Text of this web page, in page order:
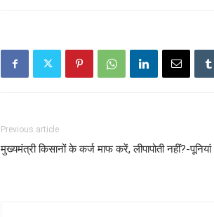
Previous article
मुख्यमंत्री किसानों के कर्ज माफ करें, लीपापोती नहीं?-पूनियां